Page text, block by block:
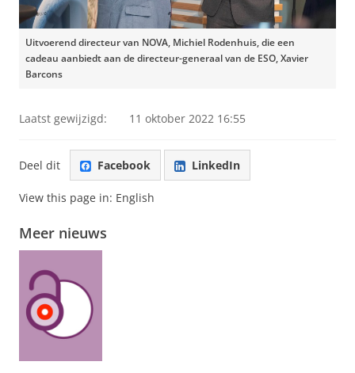
Uitvoerend directeur van NOVA, Michiel Rodenhuis, die een
cadeau aanbiedt aan de directeur-generaal van de ESO, Xavier
Barcons
Laatst gewijzigd: 11 oktober 2022 16:55
Deel dit Facebook LinkedIn
View this page in: English
Meer nieuws